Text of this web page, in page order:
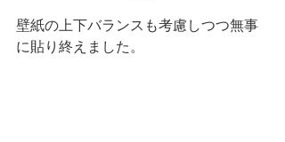
壁紙の上下バランスも考慮しつつ無事
に貼り終えました。